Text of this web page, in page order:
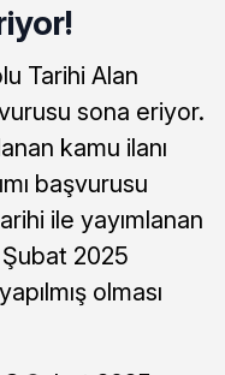
Tarihi Alan
sona eriyor.
kamu ilanı
başvurusu
ile yayımlanan
2025
olması